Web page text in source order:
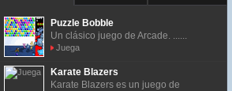
Puzzle Bobble
Un clásico juego de Arcade. ......
Juega
Karate Blazers
Karate Blazers es un juego de